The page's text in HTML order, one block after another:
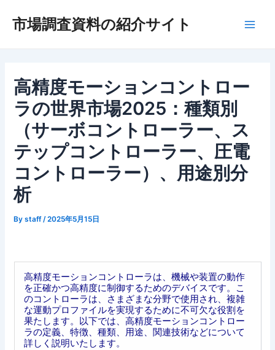
市場調査資料の紹介サイト
高精度モーションコントロー
ラの世界市場2025：種類別
（サーボコントローラー、ス
テップコントローラー、圧電
コントローラー）、用途別分
析
Bystaff /2025年5月15日
高精度モーションコントローラは、機械や装置の動作
を正確かつ高精度に制御するためのデバイスです。こ
のコントローラは、さまざまな分野で使用され、複雑
な運動プロファイルを実現するために不可欠な役割を
果たします。以下では、高精度モーションコントロー
ラの定義、特徴、種類、用途、関連技術などについて
詳しく説明いたします。